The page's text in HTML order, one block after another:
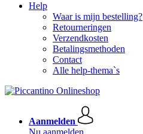
Help
Waar is mijn bestelling?
Retourneringen
Verzendkosten
Betalingsmethoden
Contact
Alle help-thema`s
Aanmelden
Nu aanmelden